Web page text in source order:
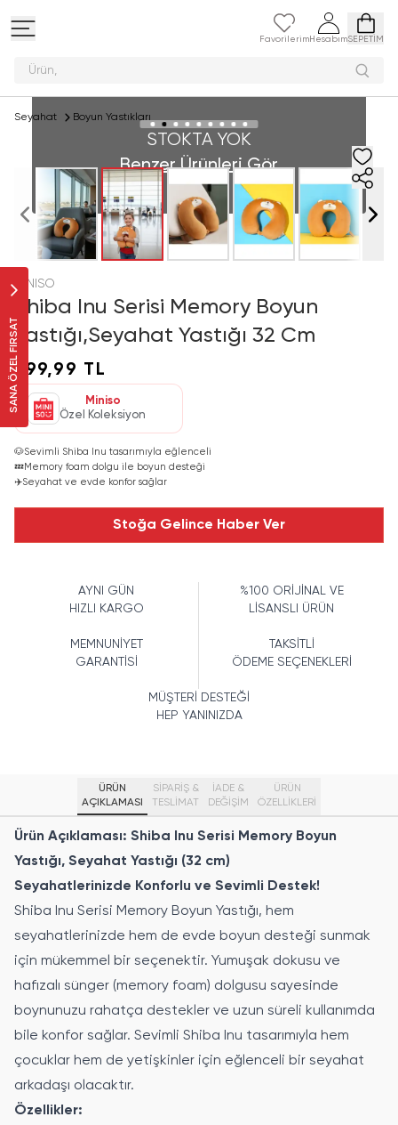
Favorilerim HesabımSEPETİM
Ü
SANA ÖZEL FIRSAT
Seyahat Boyun Yastıkları
STOKTA YOK
Benzer Ürünleri Gör
MINISO
Shiba Inu Serisi Memory Boyun
Yastığı,Seyahat Yastığı 32 Cm
599,99 TL
Miniso
Özel Koleksiyon
🐶Sevimli Shiba Inu tasarımıyla eğlenceli
💤Memory foam dolgu ile boyun desteği
✈️Seyahat ve evde konfor sağlar
Stoğa Gelince Haber Ver
AYNI GÜN
HIZLI KARGO
%100 ORİJİNAL VE
LİSANSLI ÜRÜN
MEMNUNİYET
GARANTİSİ
TAKSİTLİ
ÖDEME SEÇENEKLERİ
MÜŞTERİ DESTEĞİ
HEP YANINIZDA
ÜRÜN
AÇIKLAMASI
SİPARİŞ &
TESLİMAT
İADE &
DEĞİŞİM
ÜRÜN
ÖZELLIKLERI
Ürün Açıklaması: Shiba Inu Serisi Memory Boyun
Yastığı, Seyahat Yastığı (32 cm)
Seyahatlerinizde Konforlu ve Sevimli Destek!
Shiba Inu Serisi Memory Boyun Yastığı, hem
seyahatlerinizde hem de evde boyun desteği sunmak
için mükemmel bir seçenektir. Yumuşak dokusu ve
hafızalı sünger (memory foam) dolgusu sayesinde
boynunuzu rahatça destekler ve uzun süreli kullanımda
bile konfor sağlar. Sevimli Shiba Inu tasarımıyla hem
çocuklar hem de yetişkinler için eğlenceli bir seyahat
arkadaşı olacaktır.
Özellikler: